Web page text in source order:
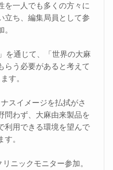
を一人でも多くの方々に
立ち、編集局員として参
。
」を通じて、「世界の大麻
らう必要があると考えて
す。
スイメージを払拭がさ
問わず、大麻由来製品を
利用できる環境を望んで
す。
ニックモニター参加。